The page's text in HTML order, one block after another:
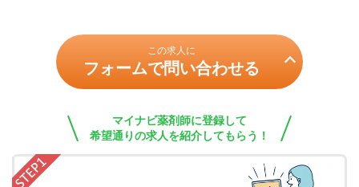
この求人に
フォームで問い合わせる
マイナビ薬剤師に登録して
希望通りの求人を紹介してもらう！